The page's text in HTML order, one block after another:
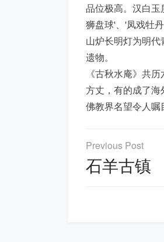
品位极高。汉白
狮盘球'、'凤戏牡
山炉长明灯为明
遗物。
《古秋水庵》共
方丈，有的成了
佛教界名望令人嘱
文
章
导
石羊古镇